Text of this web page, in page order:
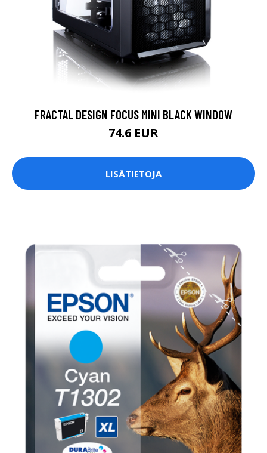
FRACTAL DESIGN FOCUS MINI BLACK WINDOW
74.6 EUR
LISÄTIETOJA